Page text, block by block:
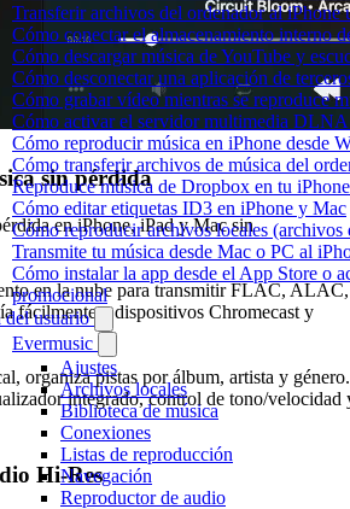
Transferir archivos del ordenador al
Cómo conectar el almacenamiento interno
Cómo descargar música de YouTube y
Cómo desconectar una aplicación de
Cómo grabar vídeo mientras se reproduce
Cómo activar el servidor multimedia
Cómo reproducir música en iPhone desde
Cómo transferir archivos de música del
Reproduce música de Dropbox en tu
Cómo editar etiquetas ID3 en iPhone y Mac
Cómo reproducir archivos locales (archivos
Transmite tu música desde Mac o PC al
Cómo instalar la app desde el App Store o
promocional
del usuario
Evermusic
Ajustes
Archivos locales
Biblioteca de música
Conexiones
Listas de reproducción
Navegación
Reproductor de audio
sin pérdida
en iPhone, iPad y Mac sin
en la nube para transmitir FLAC, ALAC,
fácilmente a dispositivos Chromecast y
organiza pistas por álbum, artista y género.
integrado, control de tono/velocidad
Hi-Res